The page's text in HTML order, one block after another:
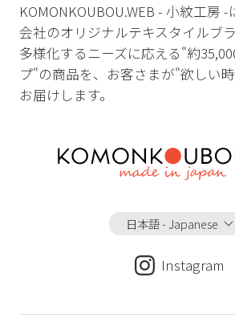
日本語 - Japanese
Instagram
KOMONKOUBOU.WEB - 小紋工房
会社のオリジナルテキスタイルブ
多様化するニーズに応える"約
プ"の商品を、お客さまが"欲しい
お届けします。